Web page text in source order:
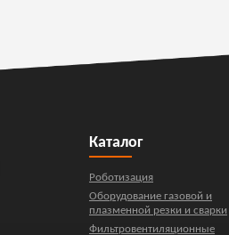
Каталог
Роботизация
Оборудование газовой и
плазменной резки и сварки
Фильтровентиляционные